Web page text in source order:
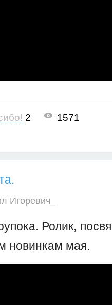
2 1571
Игоревич_
Ролик,
новинкам мая.